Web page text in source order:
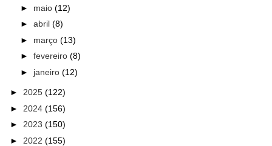
► maio (12)
► abril (8)
► março (13)
► fevereiro (8)
► janeiro (12)
► 2025 (122)
► 2024 (156)
► 2023 (150)
► 2022 (155)